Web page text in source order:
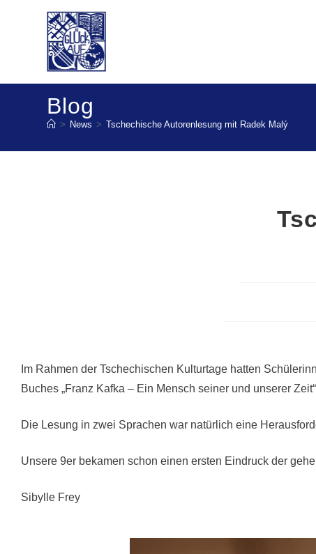
Blog
> News > Tschechische Autorenlesung mit Radek Malý
Im Rahmen der Tschechischen Kulturtage hatten
Buches „Franz Kafka – Ein Mensch seiner und unserer
Die Lesung in zwei Sprachen war natürlich eine
Unsere 9er bekamen schon einen ersten Eindruck der
Sibylle Frey